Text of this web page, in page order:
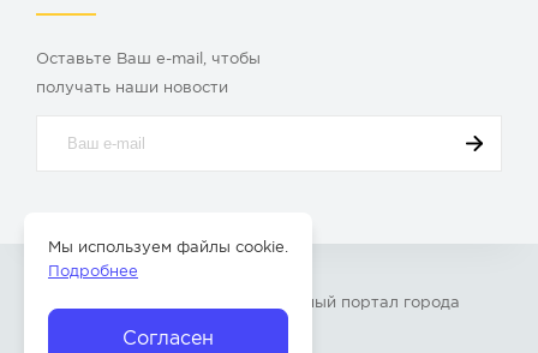
Оставьте Ваш e-mail, чтобы
получать наши новости
» – Главный портал города
Согласен
Мы используем файлы cookie.
Подробнее